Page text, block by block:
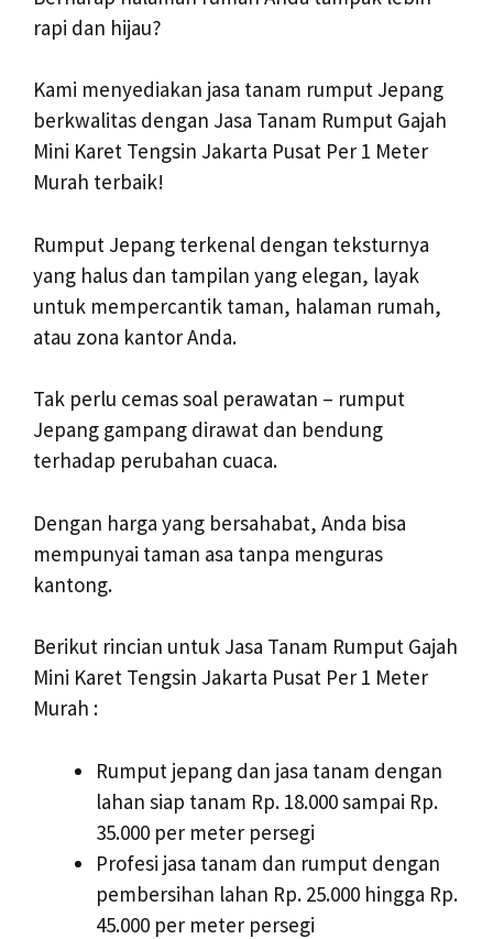
rapi dan hijau?
Kami menyediakan jasa tanam rumput Jepang
berkwalitas dengan Jasa Tanam Rumput Gajah
Mini Karet Tengsin Jakarta Pusat Per 1 Meter
Murah terbaik!
Rumput Jepang terkenal dengan teksturnya
yang halus dan tampilan yang elegan, layak
untuk mempercantik taman, halaman rumah,
atau zona kantor Anda.
Tak perlu cemas soal perawatan – rumput
Jepang gampang dirawat dan bendung
terhadap perubahan cuaca.
Dengan harga yang bersahabat, Anda bisa
mempunyai taman asa tanpa menguras
kantong.
Berikut rincian untuk Jasa Tanam Rumput Gajah
Mini Karet Tengsin Jakarta Pusat Per 1 Meter
Murah :
Rumput jepang dan jasa tanam dengan
lahan siap tanam Rp. 18.000 sampai Rp.
35.000 per meter persegi
Profesi jasa tanam dan rumput dengan
pembersihan lahan Rp. 25.000 hingga Rp.
45.000 per meter persegi